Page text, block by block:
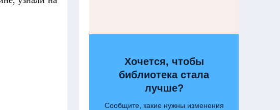
Хочется, чтобы
библиотека стала
лучше?
Сообщите, какие нужны изменения